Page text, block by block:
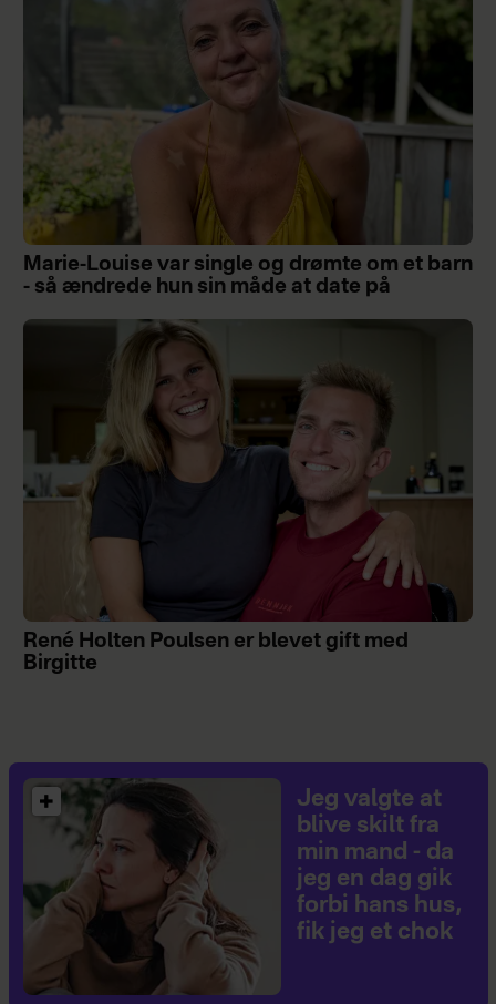
Marie-Louise var single og drømte om et barn
- så ændrede hun sin måde at date på
René Holten Poulsen er blevet gift med
Birgitte
Jeg valgte at
blive skilt fra
min mand - da
jeg en dag gik
forbi hans hus,
fik jeg et chok